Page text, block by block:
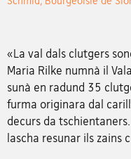
«La val dals clutgers
Maria Rilke numnà il
sunà en radund 35
furma originara dal
decurs da
lascha resunar ils zains